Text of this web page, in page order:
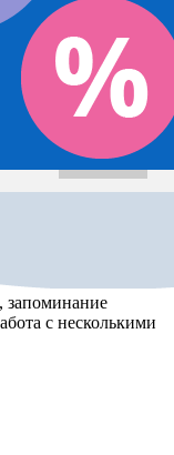
запоминание
с несколькими